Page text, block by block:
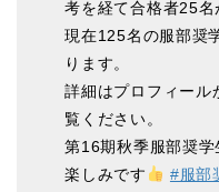
考を経て合格者25名
現在125名の服部奨
ります。
詳細はプロフィール
覧ください。
第16期秋季服部奨
楽しみです
#服部